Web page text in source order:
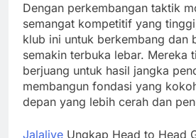
Dengan perkembangan taktik
semangat kompetitif yang
klub ini untuk berkembang dan
semakin terbuka lebar. Mereka
berjuang untuk hasil jangka
membangun fondasi yang
depan yang lebih cerah dan
Jalalive Ungkap Head to Head